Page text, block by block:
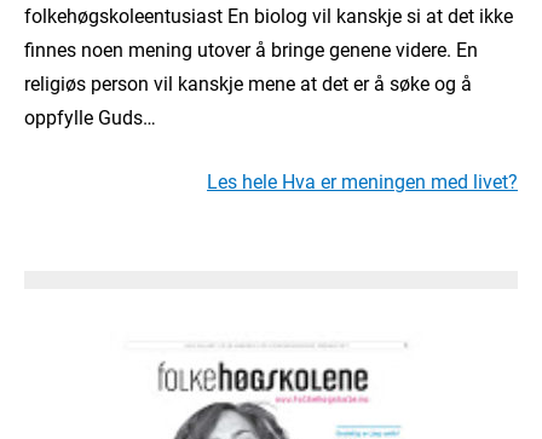
folkehøgskoleentusiast En biolog vil kanskje si at det ikke
finnes noen mening utover å bringe genene videre. En
religiøs person vil kanskje mene at det er å søke og å
oppfylle Guds…
Les hele Hva er meningen med livet?